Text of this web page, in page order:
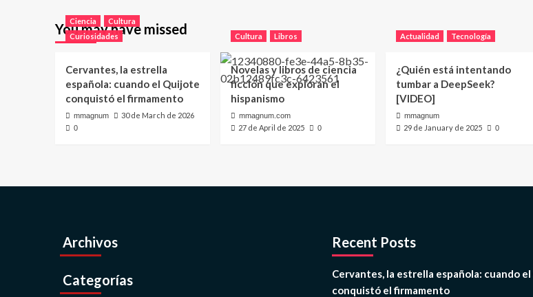
You may have missed
Ciencia
Cultura
Curiosidades
Cervantes, la estrella
española: cuando el Quijote
conquistó el firmamento
mmagnum 30 de March de 2026
0
Cultura Libros
Novelas y libros de ciencia
ficción que exploran el
hispanismo
mmagnum.com
27 de April de 2025 0
Actualidad Tecnología
¿Quién está intentando
tumbar a DeepSeek?
[VIDEO]
mmagnum
29 de January de 2025 0
Archivos
Categorías
Recent Posts
Cervantes, la estrella española: cuando
conquistó el firmamento